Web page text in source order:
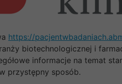
https://
biotechnologicznej i
informacje na temat
przystępny sposób.